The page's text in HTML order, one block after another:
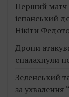
Перший матч
іспанський
Нікіти
Дрони
спалахнули
Зеленський
за ухвалення